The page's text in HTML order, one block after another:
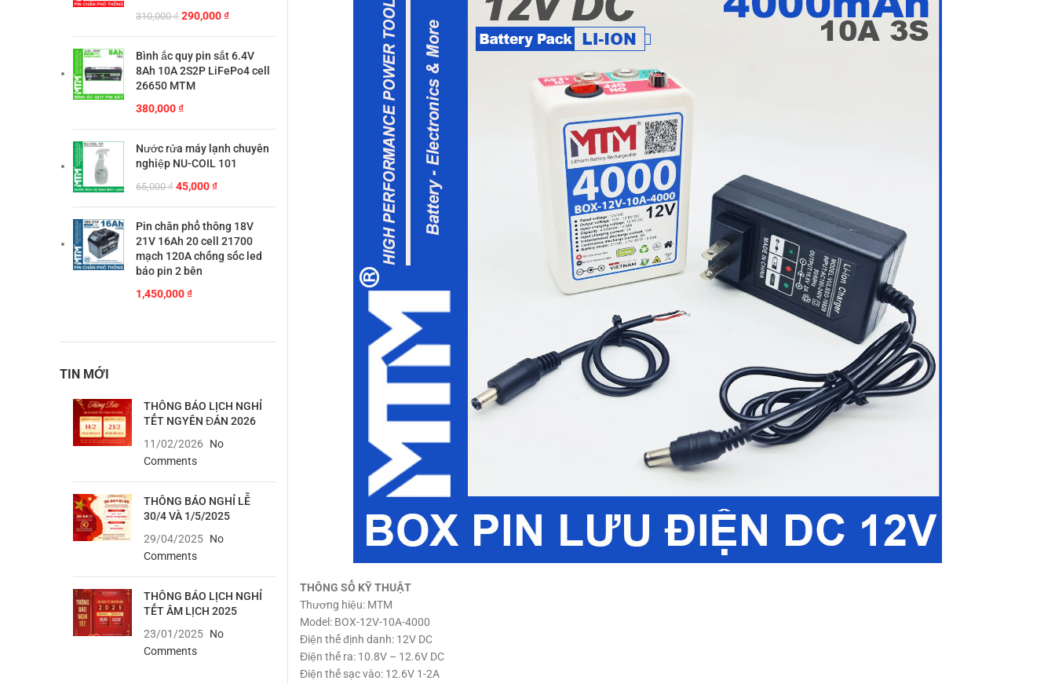
THÔNG SỐ KỸ THUẬT
Thương hiệu: MTM
Model: BOX-12V-10A-4000
Điện thế định danh: 12V DC
Điện thế ra: 10.8V – 12.6V DC
Điện thế sạc vào: 12.6V 1-2A
310,000₫ Giá
310,000 ₫.
290,000₫Giá
tại
là:
Bình ắc quy pin sắt 6.4V
8Ah 10A 2S2P LiFePo4 cell
26650 MTM
380,000₫
Nước rửa máy lạnh chuyên
nghiệp NU-COIL 101
65,000₫ Giá
65,000 ₫.
45,000₫Giá
tại
là:
45,000 ₫.
Pin chân phổ thông 18V
21V 16Ah 20 cell 21700
mạch 120A chống sốc led
báo pin 2 bên
1,450,000₫
TIN MỚI
THÔNG BÁO LỊCH NGHỈ
TẾT NGYÊN ĐÁN 2026
11/02/2026
No
Comments
THÔNG BÁO NGHỈ LỄ
30/4 VÀ 1/5/2025
29/04/2025 No
Comments
THÔNG BÁO LỊCH NGHỈ
TẾT ÂM LỊCH 2025
23/01/2025 No
Comments